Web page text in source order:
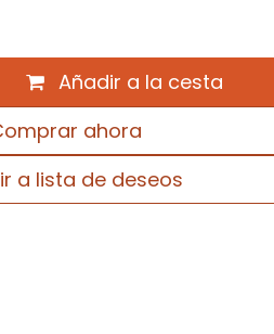
Añadir a la cesta
ahora
a lista de deseos